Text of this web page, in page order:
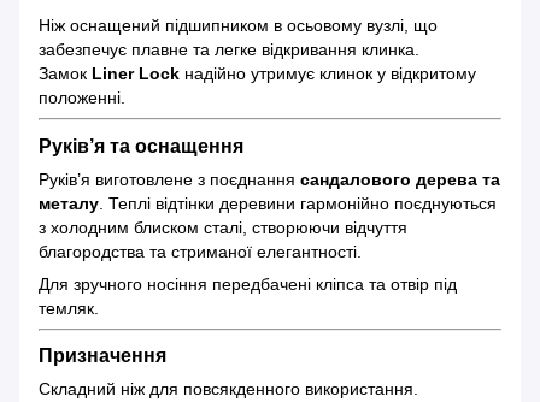
Ніж оснащений підшипником в осьовому вузлі, що
забезпечує плавне та легке відкривання клинка.
Замок Liner Lock надійно утримує клинок у відкритому
положенні.
Руків’я та оснащення
Руків’я виготовлене з поєднання сандалового дерева та
металу . Теплі відтінки деревини гармонійно поєднуються
з холодним блиском сталі, створюючи відчуття
благородства та стриманої елегантності.
Для зручного носіння передбачені кліпса та отвір під
темляк.
Призначення
Складний ніж для повсякденного використання.